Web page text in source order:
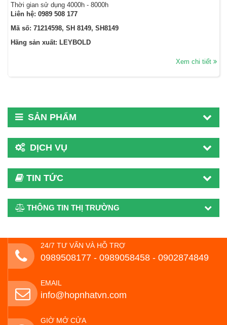
Thời gian sử dụng 4000h - 8000h
Liên hệ: 0989 508 177
Mã số: 71214598, SH 8149, SH8149
Hãng sản xuất: LEYBOLD
Xem chi tiết
SẢN PHẨM
DỊCH VỤ
TIN TỨC
THÔNG TIN THỊ TRƯỜNG
24/7 TƯ VẤN VÀ HỖ TRỢ
0989508177 - ‭0989058458‬ - 0902874849
EMAIL
info@hopnhatvn.com
GIỜ MỞ CỬA